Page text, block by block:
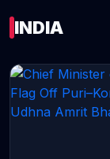
INDIA